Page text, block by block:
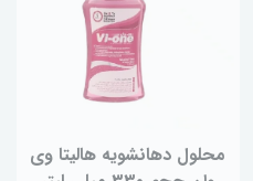
محلول دهانشویه هالیتا وی